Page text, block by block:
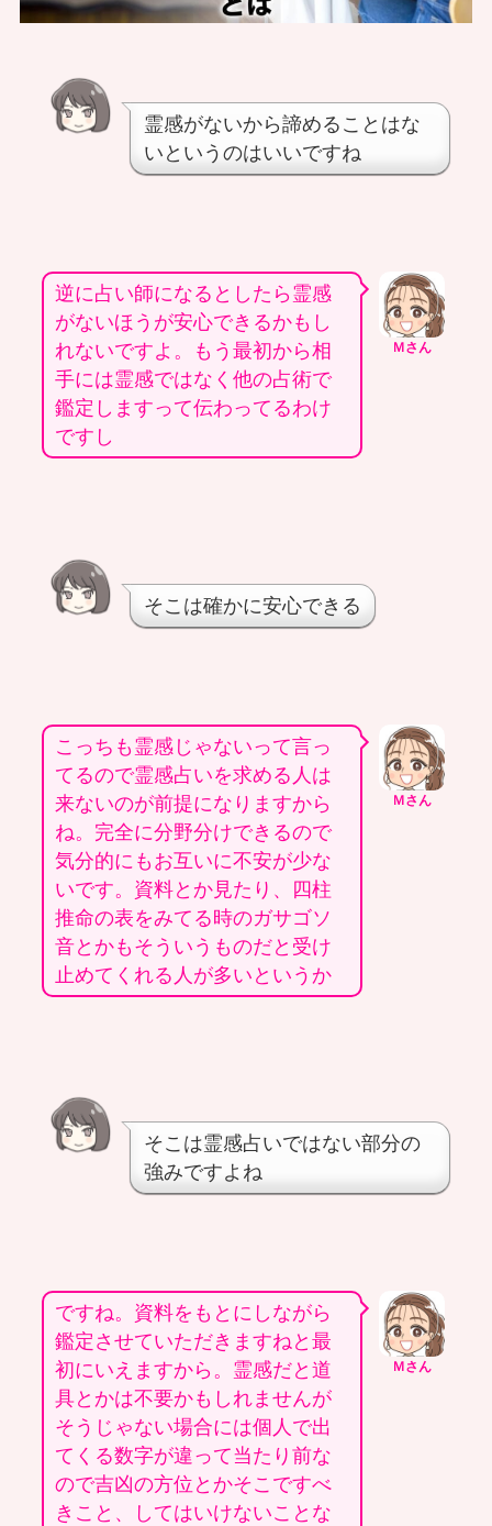
霊感がないから諦めることはな
いというのはいいですね
Ｍさん
逆に占い師になるとしたら霊感
がないほうが安心できるかもし
れないですよ。もう最初から相
手には霊感ではなく他の占術で
鑑定しますって伝わってるわけ
ですし
そこは確かに安心できる
Ｍさん
こっちも霊感じゃないって言っ
てるので霊感占いを求める人は
来ないのが前提になりますから
ね。完全に分野分けできるので
気分的にもお互いに不安が少な
いです。資料とか見たり、四柱
推命の表をみてる時のガサゴソ
音とかもそういうものだと受け
止めてくれる人が多いというか
そこは霊感占いではない部分の
強みですよね
Ｍさん
ですね。資料をもとにしながら
鑑定させていただきますねと最
初にいえますから。霊感だと道
具とかは不要かもしれませんが
そうじゃない場合には個人で出
てくる数字が違って当たり前な
ので吉凶の方位とかそこですべ
きこと、してはいけないことな